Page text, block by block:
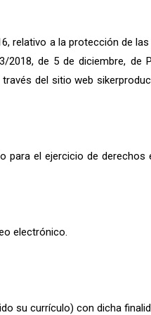
relativo a la protección de
de 5 de diciembre, de
del sitio web
el ejercicio de derechos
electrónico.
su currículo) con dicha